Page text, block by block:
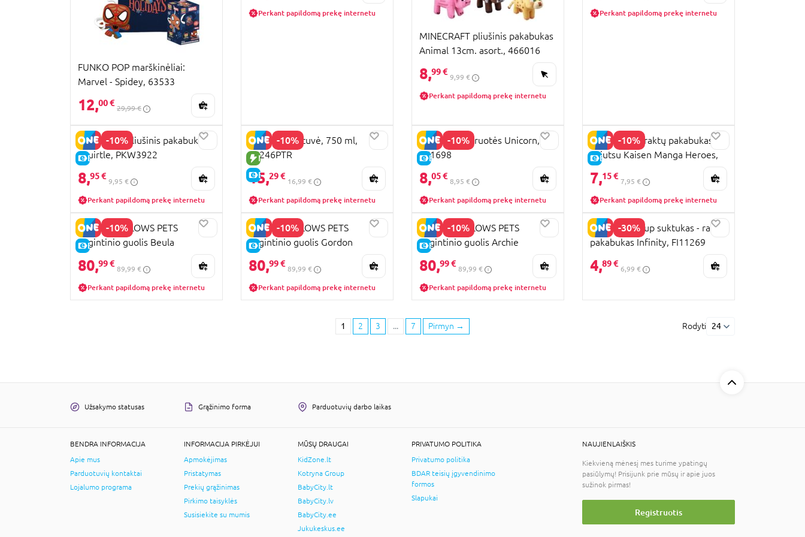
FUNKO POP marškinėliai:
Marvel - Spidey, 63533
12,00 €
29,99 €
Perkant papildomą prekę internetu
MINECRAFT pliušinis pakabukas
Animal 13cm. asort., 466016
8,99 €
9,99 €
Perkant papildomą prekę internetu
Perkant papildomą prekę internetu
-10%
E-KAINA
POKEMON pliušinis pakabukas
Squirtle, PKW3922
8,95 €
9,95 €
Perkant papildomą prekę internetu
-10%
NAUJA PREKĖ
E-KAINA
KUROMI gertuvė, 750 ml,
15246PTR
15,29 €
16,99 €
Perkant papildomą prekę internetu
-10%
E-KAINA
TOTUM tatuiruotės Unicorn,
071698
8,05 €
8,95 €
Perkant papildomą prekę internetu
-10%
E-KAINA
TWINCHEES raktų pakabukas
Jujutsu Kaisen Manga Heroes,
asort., M806452
7,15 €
7,95 €
Perkant papildomą prekę internetu
-10%
E-KAINA
SQUISHMALLOWS PETS
augintinio guolis Beula
Hobotnica, 76CM, JPT0085-L
80,99 €
89,99 €
Perkant papildomą prekę internetu
-10%
E-KAINA
SQUISHMALLOWS PETS
augintinio guolis Gordon
Morski, 76CM, JPT0097-L
80,99 €
89,99 €
Perkant papildomą prekę internetu
-10%
E-KAINA
SQUISHMALLOWS PETS
augintinio guolis Archie
Aksolotl, 76CM, JPT0514-L
80,99 €
89,99 €
Perkant papildomą prekę internetu
-30%
FIFA World Cup suktukas - raktų
pakabukas Infinity, FI11269
4,89 €
6,99 €
1 2 3 ... 7 Pirmyn → Rodyti 24
Užsakymo statusas Grąžinimo forma Parduotuvių darbo laikas
BENDRA INFORMACIJA
Apie mus
Parduotuvių kontaktai
Lojalumo programa
INFORMACIJA PIRKĖJUI
Apmokėjimas
Pristatymas
Prekių grąžinimas
Pirkimo taisyklės
Susisiekite su mumis
MŪSŲ DRAUGAI
KidZone.lt
Kotryna Group
BabyCity.lt
BabyCity.lv
BabyCity.ee
Jukukeskus.ee
PRIVATUMO POLITIKA
Privatumo politika
BDAR teisių įgyvendinimo
formos
Slapukai
NAUJIENLAIŠKIS
Kiekvieną mėnesį mes turime ypatingų
pasiūlymų! Prisijunk prie mūsų ir apie juos
sužinok pirmas!
Registruotis